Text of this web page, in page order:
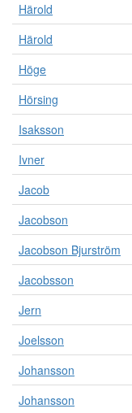
Härold
Härold
Höge
Hörsing
Isaksson
Ivner
Jacob
Jacobson
Jacobson Bjurström
Jacobsson
Jern
Joelsson
Johansson
Johansson